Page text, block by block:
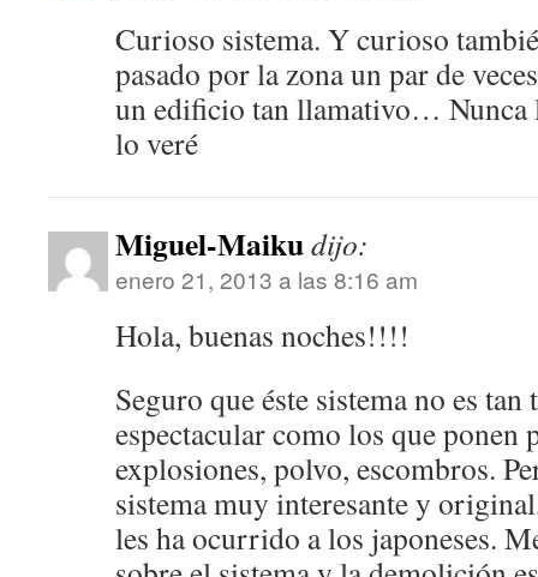
Curioso sistema. Y curioso
pasado por la zona un par de
un edificio tan llamativo… Nunca
lo veré
Miguel-Maikudijo:
enero 21, 2013 a las 8:16 am
Hola, buenas noches!!!!
Seguro que éste sistema no es
espectacular como los que ponen
explosiones, polvo, escombros.
sistema muy interesante y
les ha ocurrido a los japoneses.